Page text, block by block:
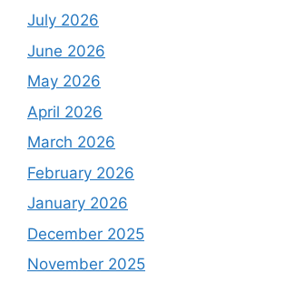
July 2026
June 2026
May 2026
April 2026
March 2026
February 2026
January 2026
December 2025
November 2025